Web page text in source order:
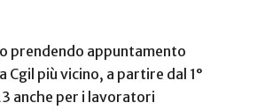
prendendo appuntamento
Cgil più vicino, a partire dal 1°
anche per i lavoratori